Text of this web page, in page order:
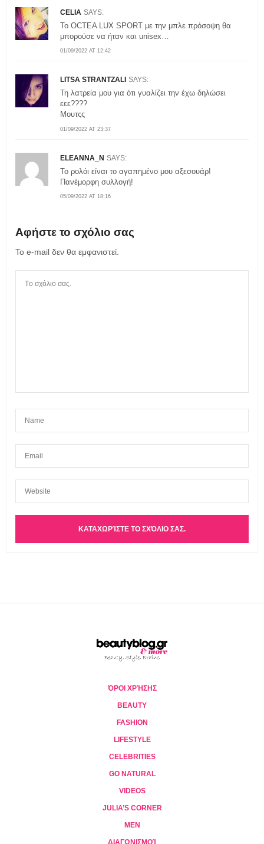
CELIA SAYS:
01/09/2022 AT 12:42
Το OCTEA LUX SPORT με την μπλε πρόσοψη θα
μπορούσε να ήταν και unisex…
LITSA STRANTZALI SAYS:
01/09/2022 AT 23:37
Τη λατρεία μου για ότι γυαλίζει την έχω δηλώσει
εεε????
Μουτςς
ELEANNA_N SAYS:
05/09/2022 AT 18:16
Το ρολόι είναι το αγαπημένο μου αξεσουάρ!
Πανέμορφη συλλογή!
Αφήστε το σχόλιο σας
Το e-mail δεν θα εμφανιστεί.
ΌΡΟΙ ΧΡΉΣΗΣ
BEAUTY
FASHION
LIFESTYLE
CELEBRITIES
GO NATURAL
VIDEOS
JULIA’S CORNER
MEN